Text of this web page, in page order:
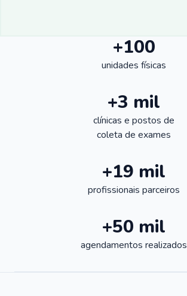
+100
unidades físicas
+3 mil
clínicas e postos de
coleta de exames
+19 mil
profissionais parceiros
+50 mil
agendamentos realizados